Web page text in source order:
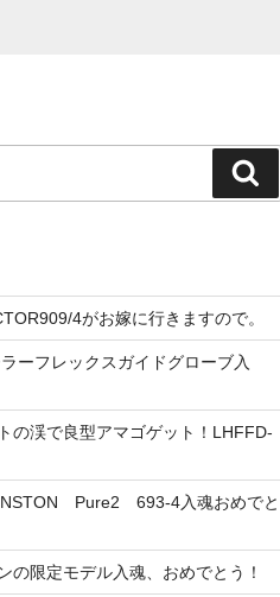
索
4がお嫁に行きますので。
ーフレックスガイドグローブ入
の渓で良型アマゴゲット！LHFFD-
Pure2 693-4入魂おめでと
の限定モデル入魂、おめでとう！